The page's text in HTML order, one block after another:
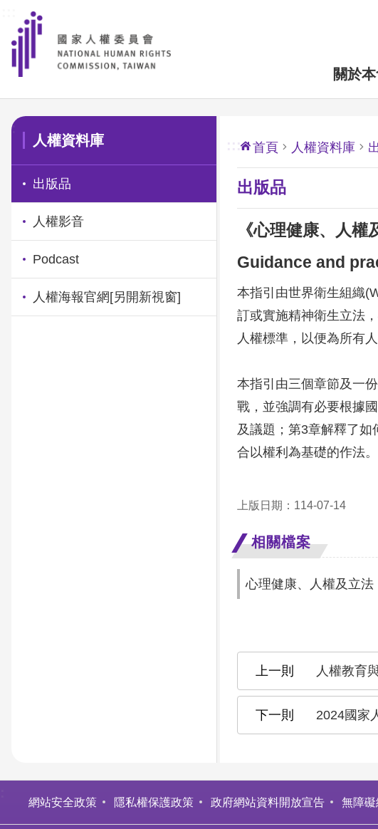
前往主要內容區塊
關於
:::
人權資料庫
出版品
人權影音
Podcast
人權海報官網 [另開新視窗]
::: 首頁 人權資料庫
出版品
《心理健康、人
Guidance and
本指引由世界衛生組織
訂或實施精神衛生立法
人權標準，以便為所有
本指引由三個章節及一
戰，並強調有必要根據
及議題；第3章解釋了
合以權利為基礎的作法
上版日期：114-07-14
相關檔案
心理健康、人權及立
人權教育
2024國家
網站安全政策 隱私權保護政策 政府網站資料開放宣告 無障